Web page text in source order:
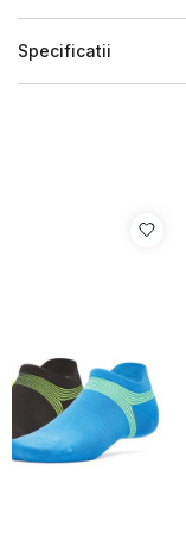
Specificatii